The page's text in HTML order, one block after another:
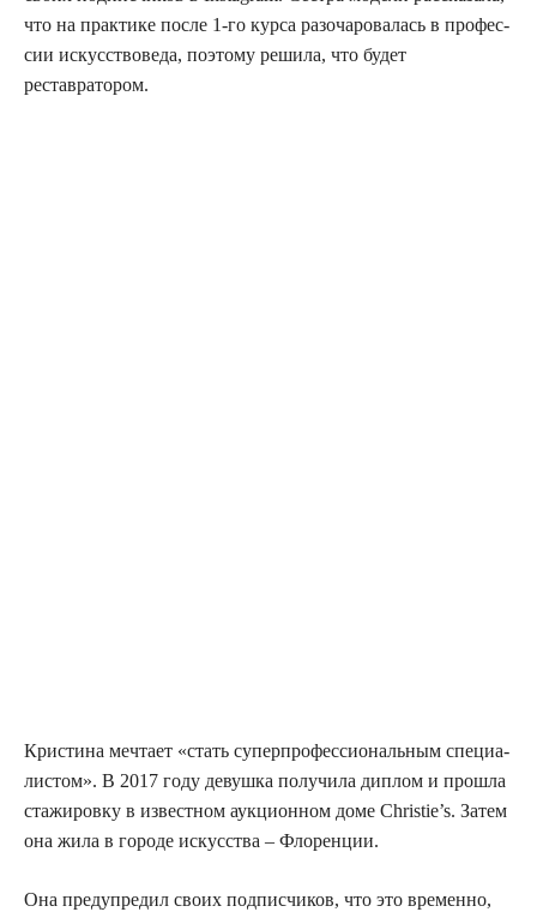
что на прак­ти­ке после 1‑го кур­са разо­ча­ро­ва­лась в про­фес­
сии искус­ство­ве­да, поэто­му реши­ла, что будет
реставратором.
Кри­сти­на меч­та­ет «стать супер­про­фес­си­о­наль­ным спе­ци­а­
ли­стом». В 2017 году девуш­ка полу­чи­ла диплом и про­шла
ста­жи­ров­ку в извест­ном аук­ци­он­ном доме Christie’s. Затем
она жила в горо­де искус­ства – Флоренции.
Она пре­ду­пре­дил сво­их под­пис­чи­ков, что это вре­мен­но,